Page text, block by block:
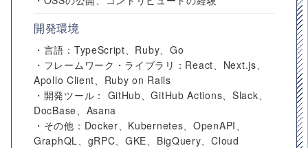
開発環境
・言語：TypeScript、Ruby、Go
・フレームワーク・ライブラリ：React、Next.js、
Apollo Client、Ruby on Rails
・開発ツール： GitHub、GitHub Actions、Slack、
DocBase、Asana
・その他：Docker、Kubernetes、OpenAPI、
GraphQL、gRPC、GKE、BigQuery、Cloud